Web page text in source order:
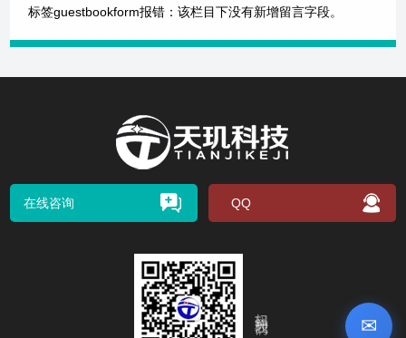
✉
标签guestbookform报错：该栏目下没有新增留言字段。
在线咨询 QQ